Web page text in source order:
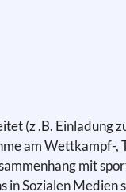
(z .B. Einladung
am Wettkampf-
mit
Sozialen Medien